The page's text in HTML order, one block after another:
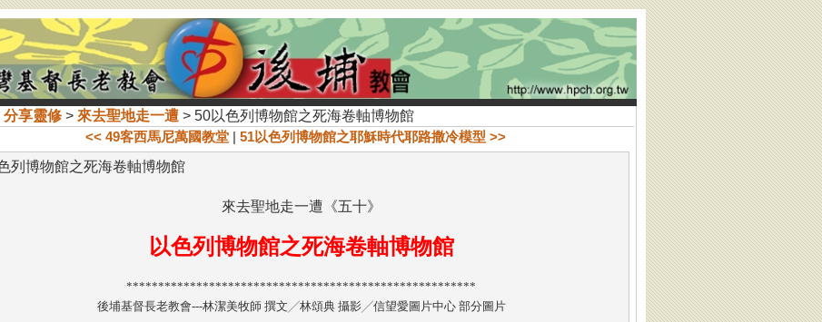
分享靈修> 來去聖地走一遭> 50以色列博物館之死海卷軸博物館
<< 49客西馬尼萬國教堂 | 51以色列博物館之耶穌時代耶路撒冷模型 >>
列博物館之死海卷軸博物館
來去聖地走一遭《五十》
以色列博物館之死海卷軸博物館
*******************************************************
後埔基督長老教會---林潔美牧師 撰文╱林頌典 攝影╱信望愛圖片中心 部分圖片